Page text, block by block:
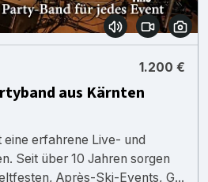
1.200 €
aus Kärnten
erfahrene Live- und
Seit über 10 Jahren sorgen
Après-Ski-Events, G...